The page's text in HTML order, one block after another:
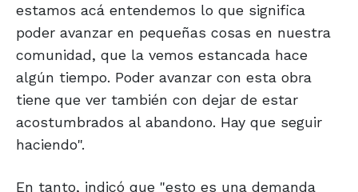
estamos acá entendemos lo que significa
poder avanzar en pequeñas cosas en nuestra
comunidad, que la vemos estancada hace
algún tiempo. Poder avanzar con esta obra
tiene que ver también con dejar de estar
acostumbrados al abandono. Hay que seguir
haciendo".
En tanto, indicó que "esto es una demanda